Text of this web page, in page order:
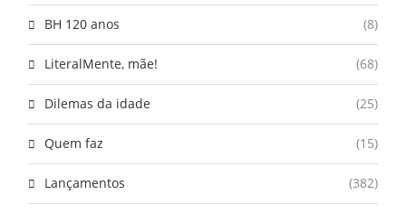
BH 120 anos (8)
LiteralMente, mãe! (68)
Dilemas da idade (25)
Quem faz (15)
Lançamentos (382)